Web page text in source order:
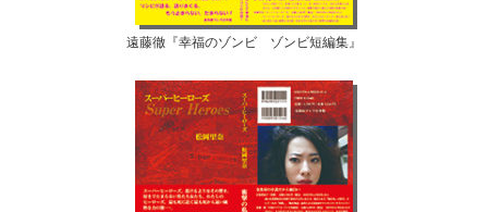
遠藤徹『幸福のゾンビ ゾンビ短編集』